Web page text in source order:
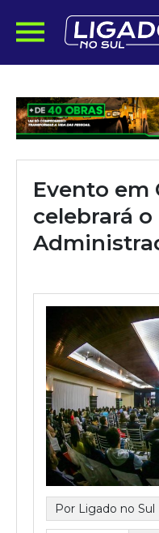
Evento em
celebrará o
Por Ligado no Sul